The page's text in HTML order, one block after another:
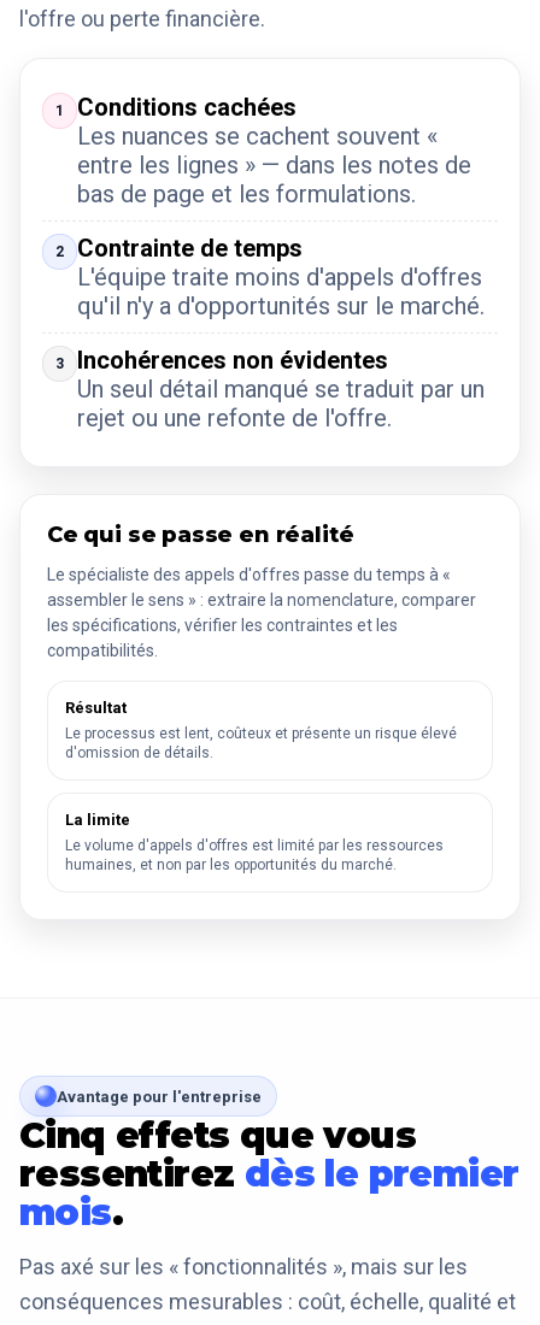
l'offre ou perte financière.
1
Conditions cachées
Les nuances se cachent souvent «
entre les lignes » — dans les notes de
bas de page et les formulations.
2
Contrainte de temps
L'équipe traite moins d'appels d'offres
qu'il n'y a d'opportunités sur le marché.
3
Incohérences non évidentes
Un seul détail manqué se traduit par un
rejet ou une refonte de l'offre.
Ce qui se passe en réalité
Le spécialiste des appels d'offres passe du temps à «
assembler le sens » : extraire la nomenclature, comparer
les spécifications, vérifier les contraintes et les
compatibilités.
Résultat
Le processus est lent, coûteux et présente un risque élevé
d'omission de détails.
La limite
Le volume d'appels d'offres est limité par les ressources
humaines, et non par les opportunités du marché.
Avantage pour l'entreprise
Cinq effets que vous
ressentirez dès le premier
mois.
Pas axé sur les « fonctionnalités », mais sur les
conséquences mesurables : coût, échelle, qualité et